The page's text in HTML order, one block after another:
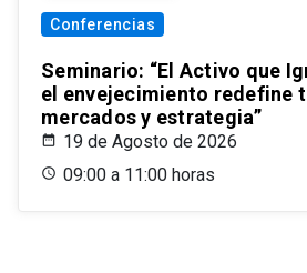
Conferencias
Seminario: “El Activo que
el envejecimiento redefine
mercados y estrategia”
19 de Agosto de 2026
09:00 a 11:00 horas